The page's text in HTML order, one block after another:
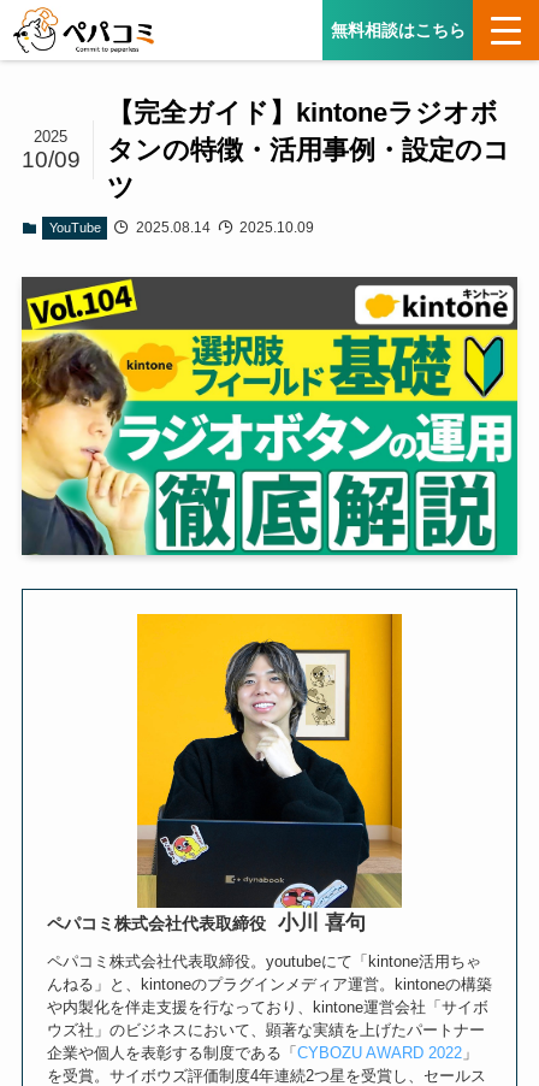
無料相談はこちら
【完全ガイド】kintoneラジオボ
タンの特徴・活用事例・設定のコ
ツ
2025
10/09
YouTube 2025.08.14 2025.10.09
ペパコミ株式会社代表取締役 小川 喜句
ペパコミ株式会社代表取締役。youtubeにて「kintone活用ちゃ
んねる」と、kintoneのプラグインメディア運営。kintoneの構築
や内製化を伴走支援を行なっており、kintone運営会社「サイボ
ウズ社」のビジネスにおいて、顕著な実績を上げたパートナー
企業や個人を表彰する制度である「 CYBOZU AWARD 2022」
を受賞。サイボウズ評価制度4年連続2つ星を受賞し、セールス